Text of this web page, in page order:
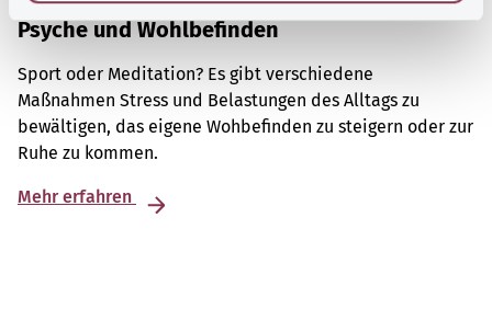
Psyche und Wohlbefinden
Sport oder Meditation? Es gibt verschiedene
Maßnahmen Stress und Belastungen des Alltags zu
bewältigen, das eigene Wohbefinden zu steigern oder zur
Ruhe zu kommen.
Mehr erfahren